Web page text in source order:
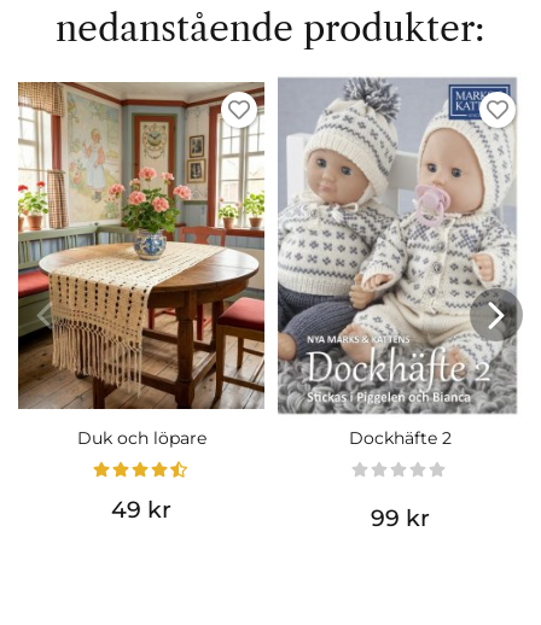
nedanstående produkter:
Duk och löpare
49 kr
Dockhäfte 2
99 kr